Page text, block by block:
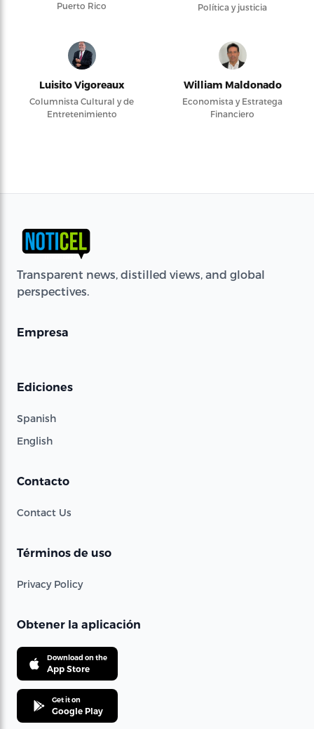
Puerto Rico
Política y justicia
Luisito Vigoreaux
Columnista Cultural y de
Entretenimiento
William Maldonado
Economista y Estratega
Financiero
Transparent news, distilled views, and global
perspectives.
Empresa
Ediciones
Spanish
English
Contacto
Contact Us
Términos de uso
Privacy Policy
Obtener la aplicación
Download on the
App Store
Get it on
Google Play